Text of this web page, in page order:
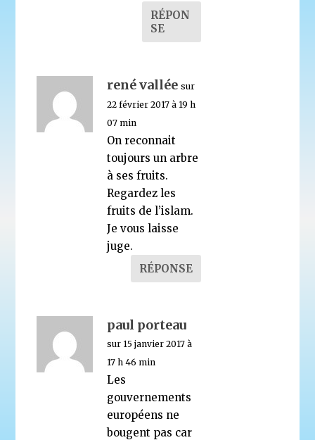
RÉPON
SE
rené vallée sur
22 février 2017 à 19 h
07 min
On reconnait
toujours un arbre
à ses fruits.
Regardez les
fruits de l’islam.
Je vous laisse
juge.
RÉPONSE
paul porteau
sur 15 janvier 2017 à
17 h 46 min
Les
gouvernements
européens ne
bougent pas car